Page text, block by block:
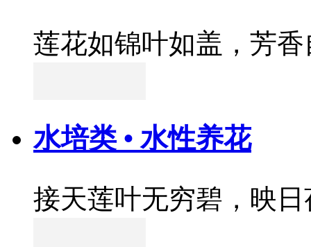
莲花如锦叶如盖，芳
水培类 • 水性养花
接天莲叶无穷碧，映